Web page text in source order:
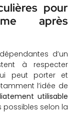
pour
après
d’un
à respecter
peut porter et
l’idée de
utilisable
possibles selon la